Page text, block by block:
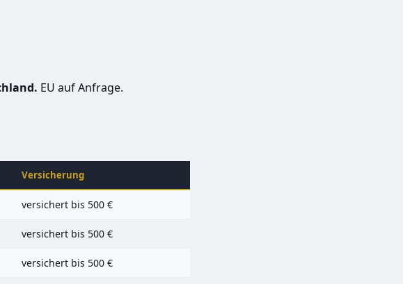
EU auf Anfrage.
Versicherung
versichert bis 500 €
versichert bis 500 €
versichert bis 500 €